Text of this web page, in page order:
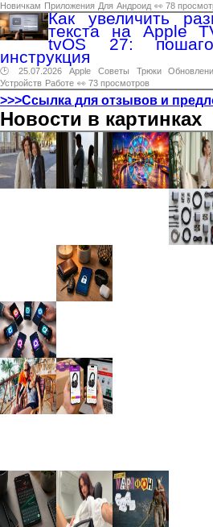
Новичкам Приложения Для Андроид 👀 78
Как увеличить
текста на Apple
tvOS 27:
инструкция
🕑 25.07.2026 Apple Советы Трюки
Устройств Работе 👀 73 просмотров
>>>Ссылка для отзывов и
Новости в картинках